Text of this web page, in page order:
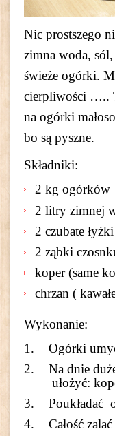
Nic prostszego
zimna woda,
świeże ogórki.
cierpliwości …..
na ogórki
bo są pyszne.
Składniki:
2 kg ogórków
2 litry zimnej
2 czubate
2 ząbki
koper (same
chrzan (
Wykonanie:
Ogórki
Na dnie
ułożyć:
Poukładać
Całość